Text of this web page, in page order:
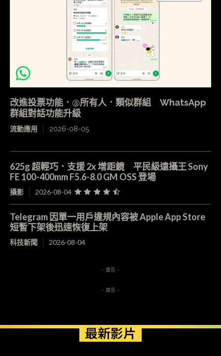
改進投票功能．@所有人．類似群組 WhatsApp
群組對話功能升級
流動應用 2026-08-05
625g 超輕巧．支援 2x 增距鏡 平民級遠攝王 Sony
FE 100-400mm F5.6-8.0 GM OSS 登場
攝影 2026-08-04
Telegram 因單一用戶違規內容被 Apple App Store
短暫下架後迅速恢復上架
科技新聞 2026-08-04
- 廣告 -
- 廣告 -
最新影片